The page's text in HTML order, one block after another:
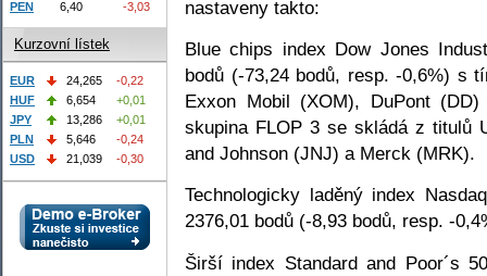
nastaveny takto:
Blue chips index Dow Jones
bodů (-73,24 bodů, resp. -0,6%) s
Exxon Mobil (XOM), DuPont
skupina FLOP 3 se skládá z titulů
and Johnson (JNJ) a Merck (MRK).
Technologicky laděný index
2376,01 bodů (-8,93 bodů, resp. -
Širší index Standard and Poor´s
PEN
6,40 -3,03
Kurzovní lístek
EUR 24,265
-0,22
HUF
6,654
+0,01
JPY
13,286
+0,01
PLN
5,646
-0,24
USD
21,039 -0,30